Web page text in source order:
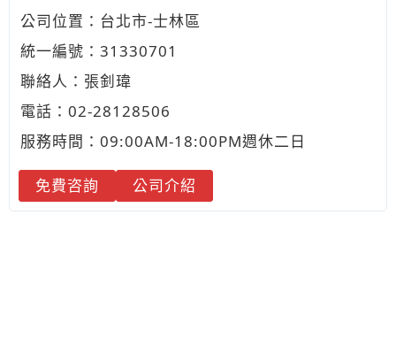
公司位置：台北市-士林區
統一編號：31330701
聯絡人：張釗瑋
電話： 02-281 28506
服務時間：09:00AM-18:00PM週休二日
免費咨詢 公司介紹